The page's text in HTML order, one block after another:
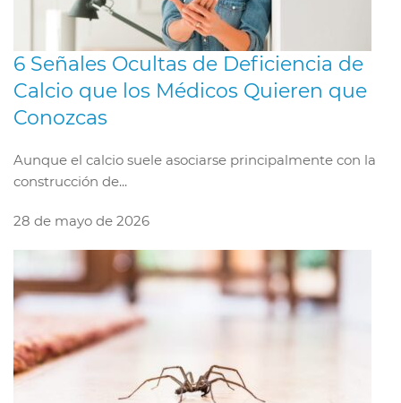
6 Señales Ocultas de Deficiencia de
Calcio que los Médicos Quieren que
Conozcas
Aunque el calcio suele asociarse principalmente con la
construcción de...
28 de mayo de 2026